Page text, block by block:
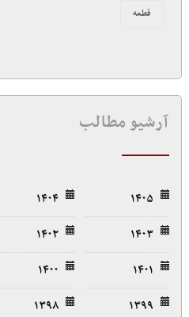
قطعه
آرشیو مطالب
۱۴۰۵
۱۴۰۴
۱۴۰۳
۱۴۰۲
۱۴۰۱
۱۴۰۰
۱۳۹۹
۱۳۹۸